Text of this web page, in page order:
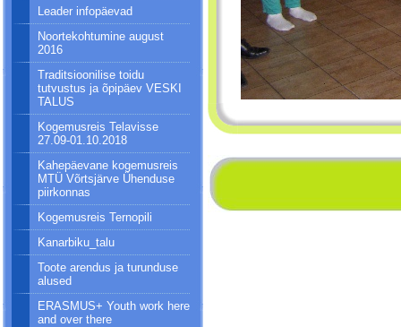
Leader infopäevad
Noortekohtumine august
2016
Traditsioonilise toidu
tutvustus ja õpipäev VESKI
TALUS
Kogemusreis Telavisse
27.09-01.10.2018
Kahepäevane kogemusreis
MTÜ Võrtsjärve Ühenduse
piirkonnas
Kogemusreis Ternopili
Kanarbiku_talu
Toote arendus ja turunduse
alused
ERASMUS+ Youth work here
and over there